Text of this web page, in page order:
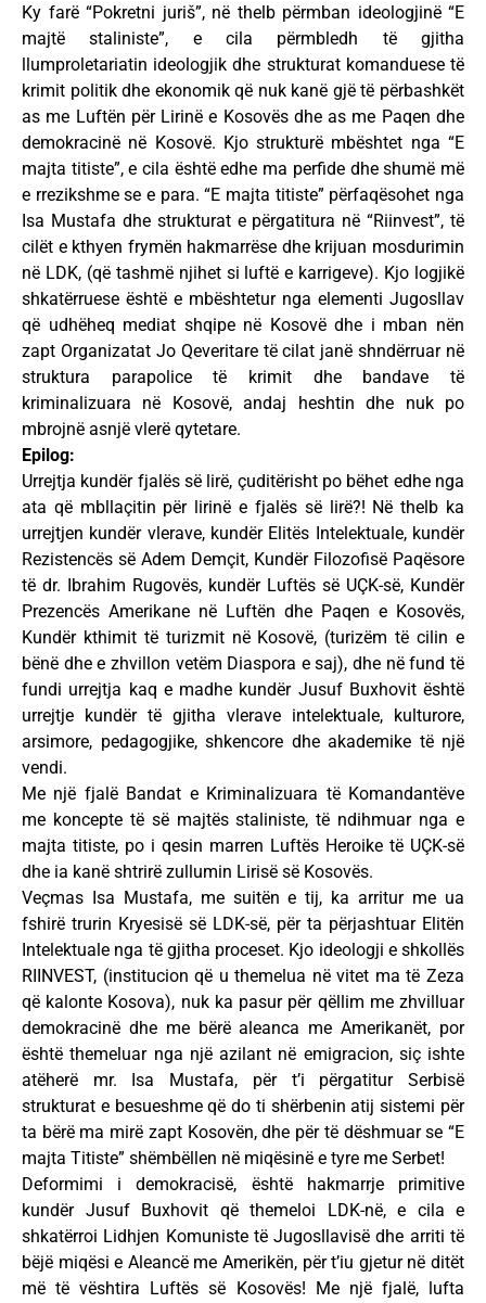
Ky farë “Pokretni juriš”, në thelb përmban ideologjinë “E
majtë staliniste”, e cila përmbledh të gjitha
llumproletariatin ideologjik dhe strukturat komanduese të
krimit politik dhe ekonomik që nuk kanë gjë të përbashkët
as me Luftën për Lirinë e Kosovës dhe as me Paqen dhe
demokracinë në Kosovë. Kjo strukturë mbështet nga “E
majta titiste”, e cila është edhe ma perfide dhe shumë më
e rrezikshme se e para. “E majta titiste” përfaqësohet nga
Isa Mustafa dhe strukturat e përgatitura në “Riinvest”, të
cilët e kthyen frymën hakmarrëse dhe krijuan mosdurimin
në LDK, (që tashmë njihet si luftë e karrigeve). Kjo logjikë
shkatërruese është e mbështetur nga elementi Jugosllav
që udhëheq mediat shqipe në Kosovë dhe i mban nën
zapt Organizatat Jo Qeveritare të cilat janë shndërruar në
struktura parapolice të krimit dhe bandave të
kriminalizuara në Kosovë, andaj heshtin dhe nuk po
mbrojnë asnjë vlerë qytetare.
Epilog:
Urrejtja kundër fjalës së lirë, çuditërisht po bëhet edhe nga
ata që mbllaçitin për lirinë e fjalës së lirë?! Në thelb ka
urrejtjen kundër vlerave, kundër Elitës Intelektuale, kundër
Rezistencës së Adem Demçit, Kundër Filozofisë Paqësore
të dr. Ibrahim Rugovës, kundër Luftës së UÇK-së, Kundër
Prezencës Amerikane në Luftën dhe Paqen e Kosovës,
Kundër kthimit të turizmit në Kosovë, (turizëm të cilin e
bënë dhe e zhvillon vetëm Diaspora e saj), dhe në fund të
fundi urrejtja kaq e madhe kundër Jusuf Buxhovit është
urrejtje kundër të gjitha vlerave intelektuale, kulturore,
arsimore, pedagogjike, shkencore dhe akademike të një
vendi.
Me një fjalë Bandat e Kriminalizuara të Komandantëve
me koncepte të së majtës staliniste, të ndihmuar nga e
majta titiste, po i qesin marren Luftës Heroike të UÇK-së
dhe ia kanë shtrirë zullumin Lirisë së Kosovës.
Veçmas Isa Mustafa, me suitën e tij, ka arritur me ua
fshirë trurin Kryesisë së LDK-së, për ta përjashtuar Elitën
Intelektuale nga të gjitha proceset. Kjo ideologji e shkollës
RIINVEST, (institucion që u themelua në vitet ma të Zeza
që kalonte Kosova), nuk ka pasur për qëllim me zhvilluar
demokracinë dhe me bërë aleanca me Amerikanët, por
është themeluar nga një azilant në emigracion, siç ishte
atëherë mr. Isa Mustafa, për t’i përgatitur Serbisë
strukturat e besueshme që do ti shërbenin atij sistemi për
ta bërë ma mirë zapt Kosovën, dhe për të dëshmuar se “E
majta Titiste” shëmbëllen në miqësinë e tyre me Serbet!
Deformimi i demokracisë, është hakmarrje primitive
kundër Jusuf Buxhovit që themeloi LDK-në, e cila e
shkatërroi Lidhjen Komuniste të Jugosllavisë dhe arriti të
bëjë miqësi e Aleancë me Amerikën, për t’iu gjetur në ditët
më të vështira Luftës së Kosovës! Me një fjalë, lufta